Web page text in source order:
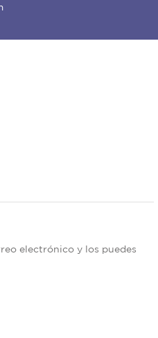
electrónico y los puedes